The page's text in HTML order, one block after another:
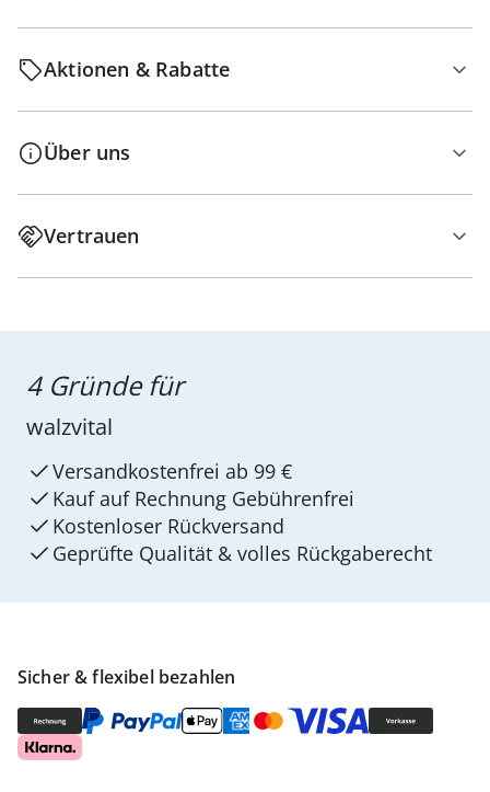
Aktionen & Rabatte
Über uns
Vertrauen
Sicher & flexibel bezahlen
4 Gründe für
walzvital
Versandkostenfrei ab 99 €
Kauf auf Rechnung Gebührenfrei
Kostenloser Rückversand
Geprüfte Qualität & volles Rückgaberecht